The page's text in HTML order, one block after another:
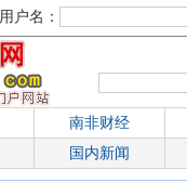
用户名：
南非财经
国内新闻